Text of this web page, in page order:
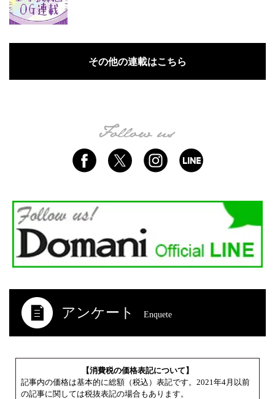
その他の連載はこちら
アンケート Enquete
【消費税の価格表記について】
記事内の価格は基本的に総額（税込）表記です。2021年4月以前
の記事に関しては税抜表記の場合もあります。